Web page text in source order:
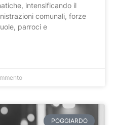
intensificando il
comunali, forze
parroci e
POGGIARDO